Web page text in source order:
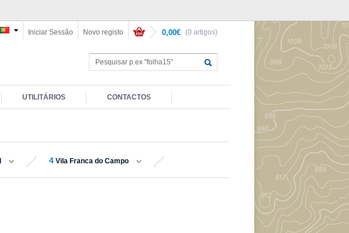
(0 artigos)
0,00€
Novo registo
Iniciar Sessão
UTILITÁRIOS CONTACTOS
4 Vila Franca do Campo